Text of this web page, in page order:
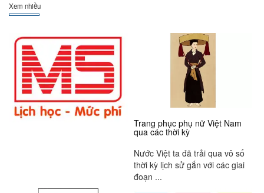
Xem nhiều
Trang phục phụ nữ Việt Nam
qua các thời kỳ
Nước Việt ta đã trải qua vô số
thời kỳ lịch sử gắn với các giai
đoạn ...